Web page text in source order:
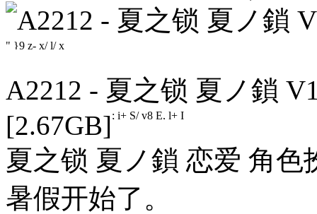
" }9 z- x/ l/ x
A2212 - 夏之锁 夏ノ鎖
[2.67GB]; i+ S/ v8 E, l+ I
夏之锁 夏ノ鎖 恋爱 角
暑假开始了。